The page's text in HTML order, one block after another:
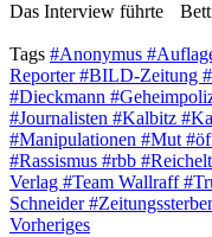
Das Interview führte
Tags #Anonymus
Reporter#BILD-Zeitung
#Dieckmann
#Journalisten #Kalbitz
#Manipulationen #Mut
#Rassismus #rbb #Reichelt
Verlag #Team Wallraff
Schneider
Vorheriges